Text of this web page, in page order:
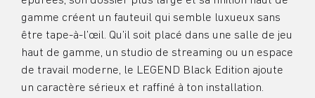
gamme créent un fauteuil qui semble luxueux sans
être tape-à-l’œil. Qu’il soit placé dans une salle de jeu
haut de gamme, un studio de streaming ou un espace
de travail moderne, le LEGEND Black Edition ajoute
un caractère sérieux et raffiné à ton installation.